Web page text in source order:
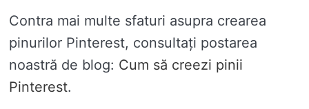
Contra mai multe sfaturi asupra crearea
pinurilor Pinterest, consultați postarea
noastră de blog: Cum să creezi pinii
Pinterest.